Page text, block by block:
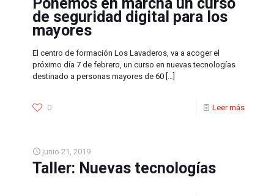
Ponemos en marcha un curso
de seguridad digital para los
mayores
El centro de formación Los Lavaderos, va a acoger el
próximo día 7 de febrero, un curso en nuevas tecnologías
destinado a personas mayores de 60 […]
0 Leer más
junio 21, 2019
Taller: Nuevas tecnologías